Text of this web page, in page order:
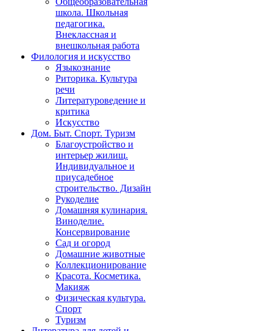
школа. Школьная
педагогика.
Внеклассная и
внешкольная работа
Филология и искусство
Языкознание
Риторика. Культура
речи
Литературоведение и
критика
Искусство
Дом. Быт. Спорт. Туризм
Благоустройство и
интерьер жилищ.
Индивидуальное и
приусадебное
строительство. Дизайн
Рукоделие
Домашняя кулинария.
Виноделие.
Консервирование
Сад и огород
Домашние животные
Коллекционирование
Красота. Косметика.
Макияж
Физическая культура.
Спорт
Туризм